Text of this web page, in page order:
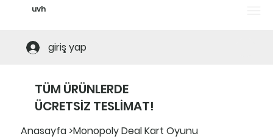
uvh
giriş yap
TÜM ÜRÜNLERDE
ÜCRETSİZ TESLİMAT!
Anasayfa >Monopoly Deal Kart Oyunu